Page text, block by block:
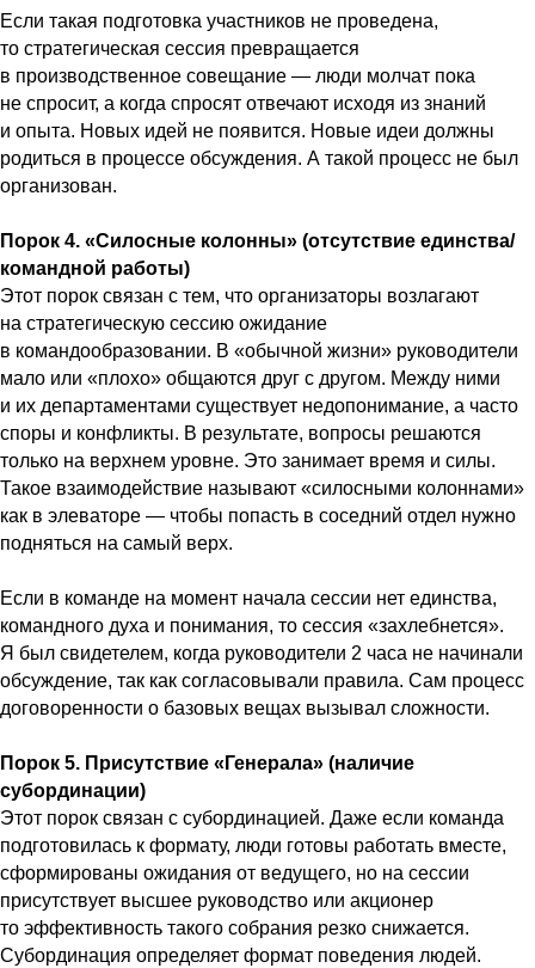
Если такая подготовка участников не проведена,
то стратегическая сессия превращается
в производственное совещание — люди молчат пока
не спросит, а когда спросят отвечают исходя из знаний
и опыта. Новых идей не появится. Новые идеи должны
родиться в процессе обсуждения. А такой процесс не был
организован.
Порок 4. «Силосные колонны» (отсутствие единства/
командной работы)
Этот порок связан с тем, что организаторы возлагают
на стратегическую сессию ожидание
в командообразовании. В «обычной жизни» руководители
мало или «плохо» общаются друг с другом. Между ними
и их департаментами существует недопонимание, а часто
споры и конфликты. В результате, вопросы решаются
только на верхнем уровне. Это занимает время и силы.
Такое взаимодействие называют «силосными колоннами»
как в элеваторе — чтобы попасть в соседний отдел нужно
подняться на самый верх.
Если в команде на момент начала сессии нет единства,
командного духа и понимания, то сессия «захлебнется».
Я был свидетелем, когда руководители 2 часа не начинали
обсуждение, так как согласовывали правила. Сам процесс
договоренности о базовых вещах вызывал сложности.
Порок 5. Присутствие «Генерала» (наличие
субординации)
Этот порок связан с субординацией. Даже если команда
подготовилась к формату, люди готовы работать вместе,
сформированы ожидания от ведущего, но на сессии
присутствует высшее руководство или акционер
то эффективность такого собрания резко снижается.
Субординация определяет формат поведения людей.